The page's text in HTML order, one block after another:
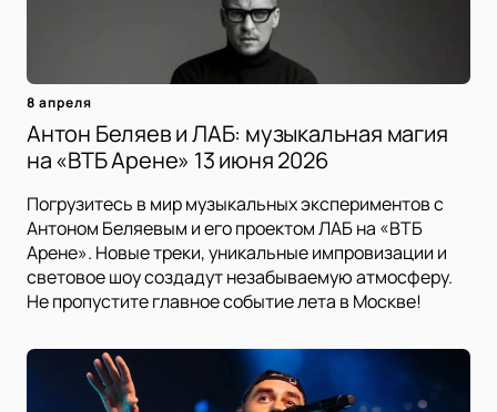
8 апреля
Антон Беляев и ЛАБ: музыкальная магия
на «ВТБ Арене» 13 июня 2026
Погрузитесь в мир музыкальных экспериментов с
Антоном Беляевым и его проектом ЛАБ на «ВТБ
Арене». Новые треки, уникальные импровизации и
световое шоу создадут незабываемую атмосферу.
Не пропустите главное событие лета в Москве!